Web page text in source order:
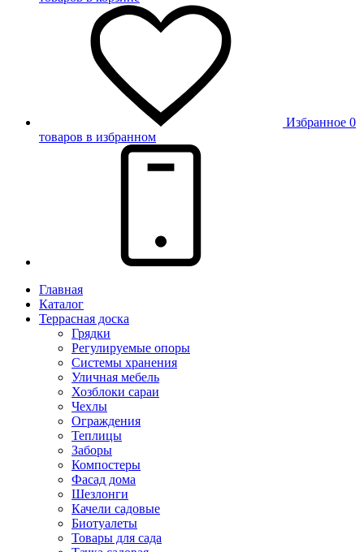
Избранное 0
товаров в избранном
Главная
Каталог
Террасная доска
Грядки
Регулируемые опоры
Системы хранения
Уличная мебель
Хозблоки сараи
Чехлы
Ограждения
Теплицы
Заборы
Компостеры
Фасад дома
Шезлонги
Качели садовые
Биотуалеты
Товары для сада